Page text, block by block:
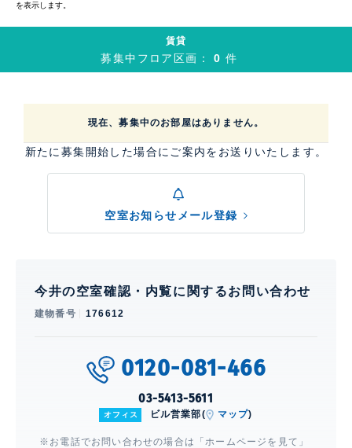
を表示します。
賃貸
募集中フロア区画：0件
現在、募集中のお部屋はありません。
新たに募集開始した場合にご案内をお送りいたします。
空室お知らせメール登録
今井の空室確認・内覧に関するお問い合わせ
建物番号 176612
0120-081-466
03-5413-5611
オフィス ビル営業部( マップ)
※お電話でお問い合わせの場合は「ホームページを見て」